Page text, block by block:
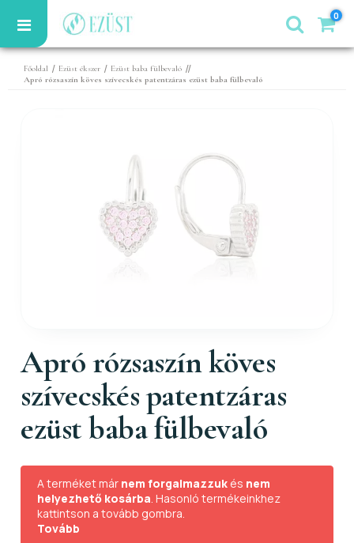
0
Főoldal / Ezüst ékszer / Ezüst baba fülbevaló //
Apró rózsaszín köves szívecskés patentzáras ezüst baba fülbevaló
Apró rózsaszín köves
szívecskés patentzáras
ezüst baba fülbevaló
A terméket már nem forgalmazzuk és nem
helyezhető kosárba . Hasonló termékeinkhez
kattintson a tovább gombra.
Tovább